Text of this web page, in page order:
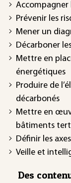
Accompagner
Prévenir les
Mener un
Décarboner
Mettre en
énergétiques
Produire de
décarbonés
Mettre en
bâtiments
Définir les
Veille et
Des